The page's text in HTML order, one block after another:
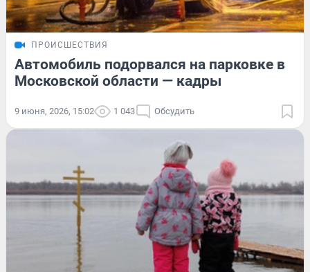
ПРОИСШЕСТВИЯ
Автомобиль подорвался на парковке в
Московской области — кадры
9 июня, 2026, 15:02 1 043 Обсудить